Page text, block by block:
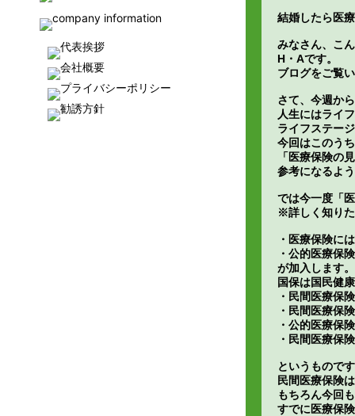
結婚したら医
みなさん、こ
H・Aです。
ブログをご覧
さて、今週か
人生にはライ
ライフステー
今回はこのう
「医療保険の
参考になるよ
では今一度「
※詳しく知り
・医療保険に
・公的医療保
が加入します。
国保は国民健
・民間医療保
・民間医療保
・公的医療保
・民間医療保
というもので
民間医療保険
もちろん今回
すでに医療保